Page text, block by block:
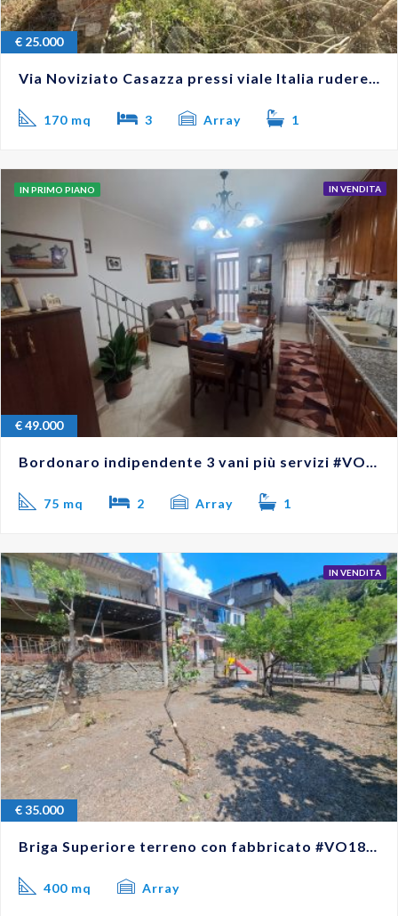
€ 25.000
Via Noviziato Casazza pressi viale Italia rudere con giardino #VO18276
170 mq 3 Array 1
IN PRIMO PIANO IN VENDITA
€49.000
Bordonaro indipendente 3 vani più servizi #VO18263
75 mq 2 Array 1
IN VENDITA
€35.000
Briga Superiore terreno con fabbricato #VO18255
400 mq Array